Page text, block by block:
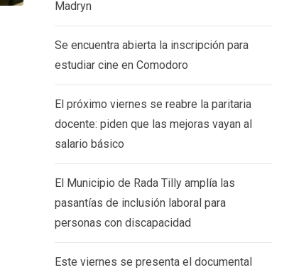
El próximo viernes se reabre la
6 AGOSTO, 2026
Madryn
Se encuentra abierta la inscripción para
estudiar cine en Comodoro
El próximo viernes se reabre la paritaria
docente: piden que las mejoras vayan al
salario básico
El Municipio de Rada Tilly amplía las
pasantías de inclusión laboral para
personas con discapacidad
Este viernes se presenta el documental